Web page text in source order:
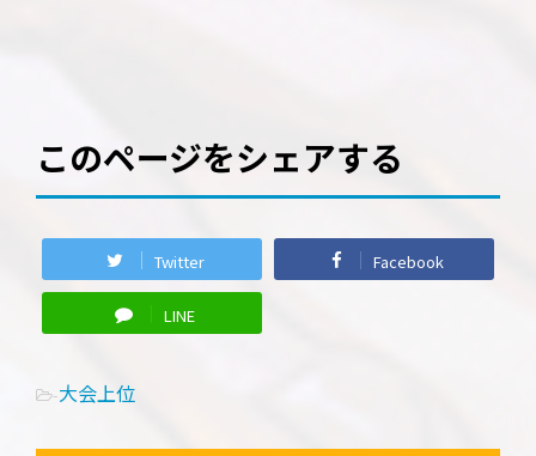
このページをシェアする
Twitter Facebook
LINE
-大会上位